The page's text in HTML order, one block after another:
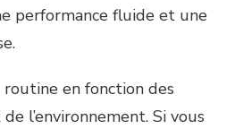
performance fluide et une
en fonction des
l’environnement. Si vous